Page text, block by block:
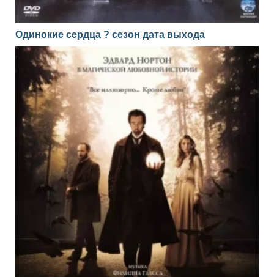
Одинокие сердца ? сезон дата выхода